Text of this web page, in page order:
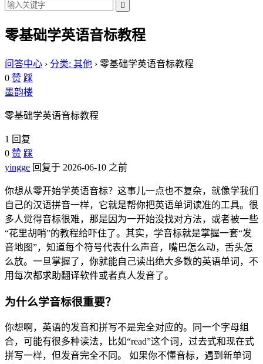

零基础学英语音标教程
问答中心 › 分类: 其他 › 零基础学英语音标教程
0 赞 踩
墨韵楼
零基础学英语音标教程
1 回复
0 赞 踩
yingge 回复于 2026-06-10 之前
你想从零开始学英语音标？这事儿一点也不复杂，就像学我们
自己的汉语拼音一样，它就是帮你把英语单词读准的工具。很
多人觉得音标很难，那是因为一开始没找对方法，或者被一些
“花里胡哨”的教程给吓住了。其实，学音标就是掌握一套“发
音地图”，知道每个符号代表什么声音，嘴巴怎么动，舌头怎
么放。一旦掌握了，你就能自己读出绝大多数的英语单词，不
用每次都求助翻译软件或者真人发音了。
为什么学音标很重要？
你想啊，英语的发音和拼写不是完全对应的。同一个字母组
合，可能有很多种读法，比如“read”这个词，过去式和现在式
拼写一样，但发音完全不同。 如果你不懂音标，遇到新单词